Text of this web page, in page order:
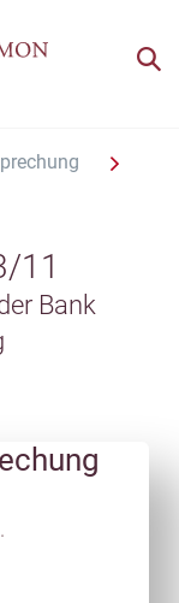
11
Bank